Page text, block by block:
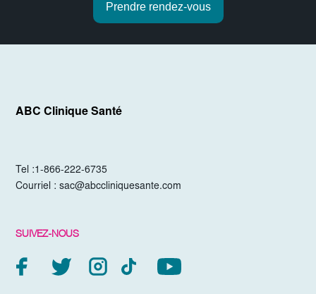
Prendre rendez-vous
ABC Clinique Santé
Tel :1-866-222-6735
Courriel :sac@abccliniquesante.com
SUIVEZ-NOUS